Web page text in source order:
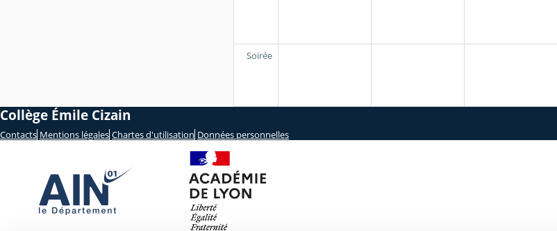
Soirée
Collège Émile Cizain
Contacts Mentions légales Chartes d'utilisation Données personnelles